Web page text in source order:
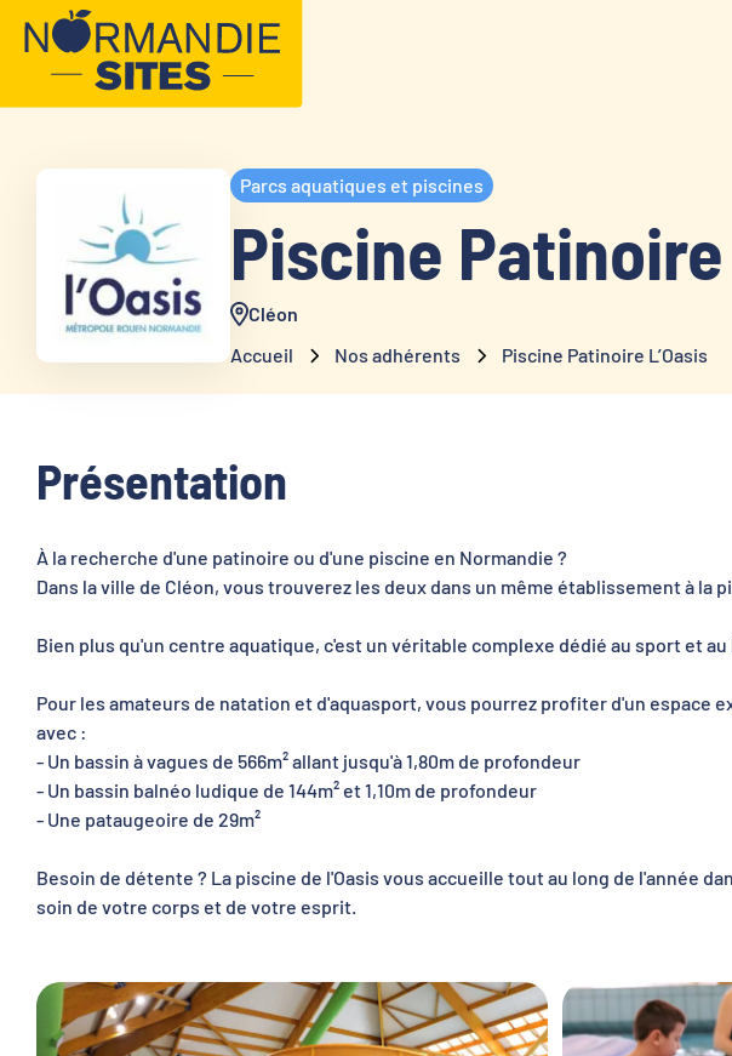
Parcs aquatiques et piscines
Piscine Patinoire
Cléon
Accueil
Nos adhérents Piscine Patinoire L’Oasis
Présentation
À la recherche d'une patinoire ou d'une piscine en Normandie ?
Dans la ville de Cléon, vous trouverez les deux dans un même établissement à la
Bien plus qu'un centre aquatique, c'est un véritable complexe dédié au sport et
Pour les amateurs de natation et d'aquasport, vous pourrez profiter d'un espace
avec :
- Un bassin à vagues de 566m² allant jusqu'à 1,80m de profondeur
- Un bassin balnéo ludique de 144m² et 1,10m de profondeur
- Une pataugeoire de 29m²
Besoin de détente ? La piscine de l'Oasis vous accueille tout au long de l'année
soin de votre corps et de votre esprit.